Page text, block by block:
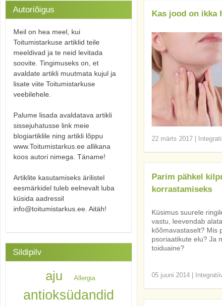
Kas jood on ikka
22 märts 2017
Parim pähkel
korrastamiseks
Küsimus suurele
vastu, leevendab
kõõmavastaselt? Mis
psoriaatikute elu? Ja
toiduaine?
05 juuni 2014
Autoriõigus
Meil on hea meel, kui
Toitumistarkuse artiklid teile
meeldivad ja te neid levitada
soovite. Tingimuseks on, et
avaldate artikli muutmata kujul ja
lisate viite Toitumistarkuse
veebilehele.
Palume lisada avaldatava artikli
sissejuhatusse link meie
blogiartiklile ning artikli lõppu
www.Toitumistarkus.ee allikana
koos autori nimega. Täname!
Artiklite kasutamiseks ärilistel
eesmärkidel tuleb eelnevalt luba
küsida aadressil
info@toitumistarkus.ee. Aitäh!
Sildipilv
aju Allergia
antioksüdandid